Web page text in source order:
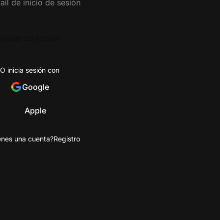
O inicia sesión con
Google
Apple
una cuenta?Registro